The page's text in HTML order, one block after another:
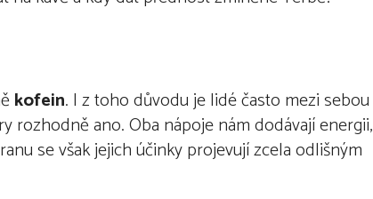
kofein. I z toho důvodu je lidé často mezi sebou
rozhodně ano. Oba nápoje nám dodávají energii,
se však jejich účinky projevují zcela odlišným